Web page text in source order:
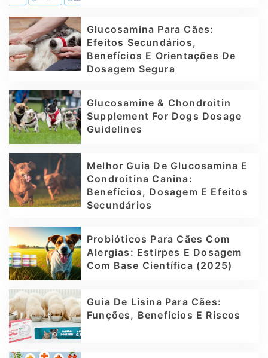
Glucosamina Para Cães:
Efeitos Secundários,
Benefícios E Orientações De
Dosagem Segura
Glucosamine & Chondroitin
Supplement For Dogs Dosage
Guidelines
Melhor Guia De Glucosamina E
Condroitina Canina:
Benefícios, Dosagem E Efeitos
Secundários
Probióticos Para Cães Com
Alergias: Estirpes E Dosagem
Com Base Científica (2025)
Guia De Lisina Para Cães:
Funções, Benefícios E Riscos